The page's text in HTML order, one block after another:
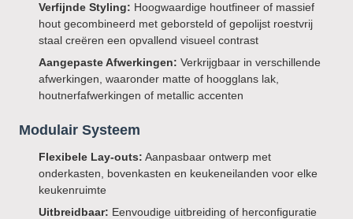
Verfijnde Styling: Hoogwaardige houtfineer of massief
hout gecombineerd met geborsteld of gepolijst roestvrij
staal creëren een opvallend visueel contrast
Aangepaste Afwerkingen: Verkrijgbaar in verschillende
afwerkingen, waaronder matte of hoogglans lak,
houtnerfafwerkingen of metallic accenten
Modulair Systeem
Flexibele Lay-outs: Aanpasbaar ontwerp met
onderkasten, bovenkasten en keukeneilanden voor elke
keukenruimte
Uitbreidbaar: Eenvoudige uitbreiding of herconfiguratie